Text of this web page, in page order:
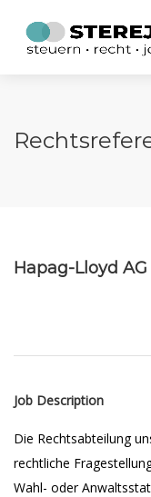
Hapag-Lloyd AG
Job Description
Die Rechtsabteilung
rechtliche
Wahl- oder